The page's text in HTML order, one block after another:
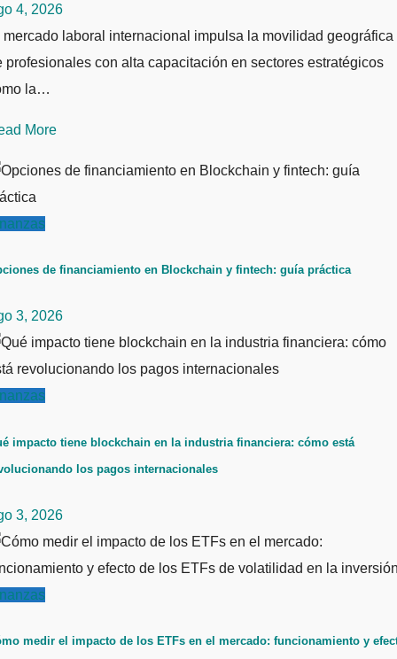
4, 2026
mercado laboral internacional impulsa la movilidad geográfica
profesionales con alta capacitación en sectores estratégicos
la…
More
de financiamiento en Blockchain y fintech: guía práctica
3, 2026
impacto tiene blockchain en la industria financiera: cómo está
los pagos internacionales
3, 2026
medir el impacto de los ETFs en el mercado: funcionamiento y